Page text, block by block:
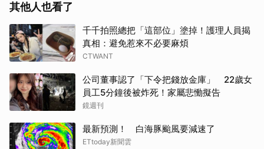
其他人也看了
千千拍照總把「這部位」塗掉！護理人員揭
真相：避免惹來不必要麻煩
CTWANT
公司董事認了「下令把錢放金庫」 22歲女
員工5分鐘後被炸死！家屬悲慟擬告
鏡週刊
最新預測！ 白海豚颱風要減速了
ETtoday新聞雲